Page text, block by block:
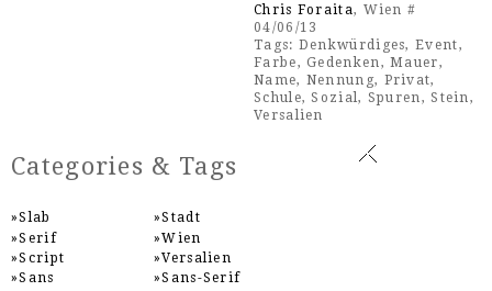
Chris Foraita, Wien #
04/06/13
Tags: Denkwürdiges,Event,
Farbe,Gedenken ,Mauer,
Name, Nennung, Privat,
Schule,Sozial, Spuren ,Stein ,
Versalien
Categories & Tags
Slab
Serif
Script
Sans
Stadt
Wien
Versalien
Sans-Serif